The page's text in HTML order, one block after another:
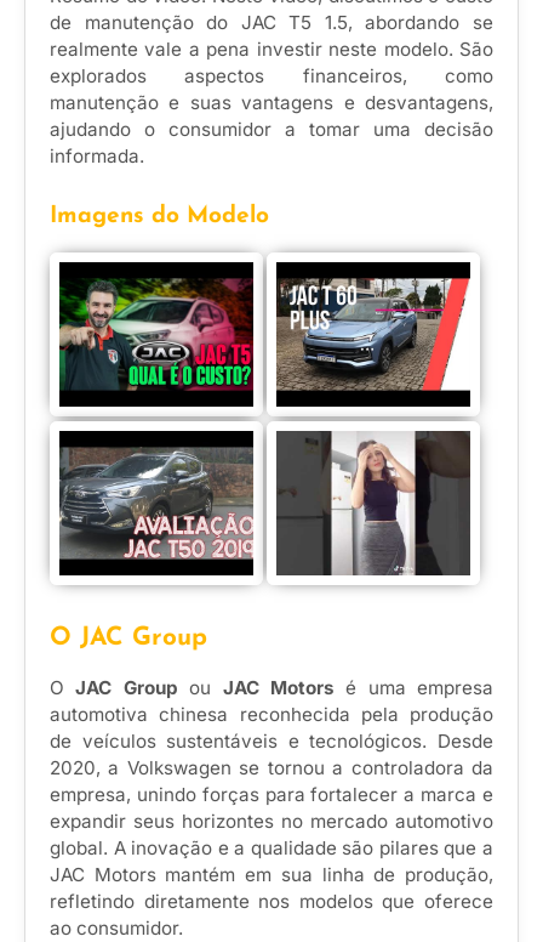
de manutenção do JAC T5 1.5, abordando se
realmente vale a pena investir neste modelo. São
explorados aspectos financeiros, como
manutenção e suas vantagens e desvantagens,
ajudando o consumidor a tomar uma decisão
informada.
Imagens do Modelo
O JAC Group
OJAC Group ou JAC Motors é uma empresa
automotiva chinesa reconhecida pela produção
de veículos sustentáveis e tecnológicos. Desde
2020, a Volkswagen se tornou a controladora da
empresa, unindo forças para fortalecer a marca e
expandir seus horizontes no mercado automotivo
global. A inovação e a qualidade são pilares que a
JAC Motors mantém em sua linha de produção,
refletindo diretamente nos modelos que oferece
ao consumidor.